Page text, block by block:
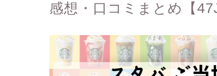
感想・口コミまとめ【